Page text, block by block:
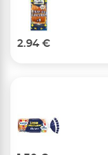
2.94 €